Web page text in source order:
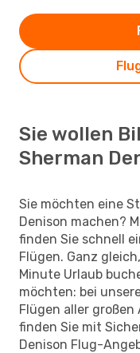
Sie wollen
Sherman
Sie möchten eine
Denison machen?
finden Sie schnell
Flügen. Ganz
Minute Urlaub
möchten: bei
Flügen aller
finden Sie mit
Denison Flug-